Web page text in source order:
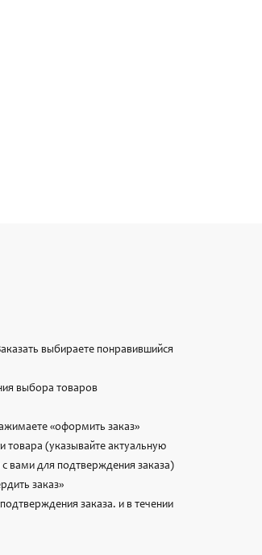
выбираете понравившийся
выбора товаров
«оформить заказ»
товара (указывайте актуальную
вами для подтверждения заказа)
заказ»
заказа. и в течении